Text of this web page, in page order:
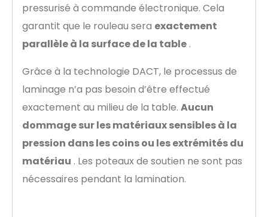
pressurisé à commande électronique. Cela
garantit que le rouleau sera exactement
parallèle à la surface de la table .
Grâce à la technologie DACT, le processus de
laminage n’a pas besoin d’être effectué
exactement au milieu de la table. Aucun
dommage sur les matériaux sensibles à la
pression dans les coins ou les extrémités du
matériau . Les poteaux de soutien ne sont pas
nécessaires pendant la lamination.